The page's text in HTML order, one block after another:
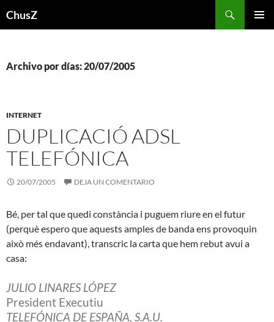
ChusZ
Archivo por días: 20/07/2005
INTERNET
DUPLICACIÓ ADSL
TELEFÓNICA
20/07/2005 DEJA UN COMENTARIO
Bé, per tal que quedi constància i puguem riure en el futur
(perquè espero que aquests amples de banda ens provoquin
això més endavant), transcric la carta que hem rebut avui a
casa:
JULIO LINARES LÓPEZ
President Executiu
TELEFÓNICA DE ESPAÑA, S.A.U.